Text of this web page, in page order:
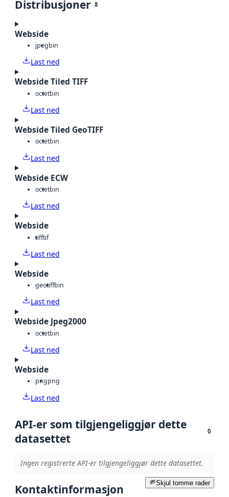
Distribusjoner 8
Webside
jpegbin
Last ned
Webside Tiled TIFF
octetbin
Last ned
Webside Tiled GeoTIFF
octetbin
Last ned
Webside ECW
octetbin
Last ned
Webside
tifftif
Last ned
Webside
geotiffbin
Last ned
Webside Jpeg2000
octetbin
Last ned
Webside
pngpng
Last ned
API-er som tilgjengeliggjør dette
datasettet
0
Ingen registrerte API-er tilgjengeliggjør dette datasettet.
Skjul tomme rader
Kontaktinformasjon